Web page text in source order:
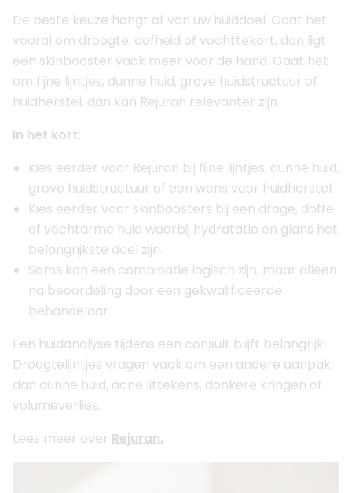
De beste keuze hangt af van uw huiddoel. Gaat het
vooral om droogte, dofheid of vochttekort, dan ligt
een skinbooster vaak meer voor de hand. Gaat het
om fijne lijntjes, dunne huid, grove huidstructuur of
huidherstel, dan kan Rejuran relevanter zijn.
In het kort:
Kies eerder voor Rejuran bij fijne lijntjes, dunne huid,
grove huidstructuur of een wens voor huidherstel.
Kies eerder voor skinboosters bij een droge, doffe
of vochtarme huid waarbij hydratatie en glans het
belangrijkste doel zijn.
Soms kan een combinatie logisch zijn, maar alleen
na beoordeling door een gekwalificeerde
behandelaar.
Een huidanalyse tijdens een consult blijft belangrijk.
Droogtelijntjes vragen vaak om een andere aanpak
dan dunne huid, acne littekens, donkere kringen of
volumeverlies.
Lees meer over Rejuran.